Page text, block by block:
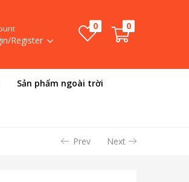
Register
0 0
Sản phẩm ngoài trời
Prev Next